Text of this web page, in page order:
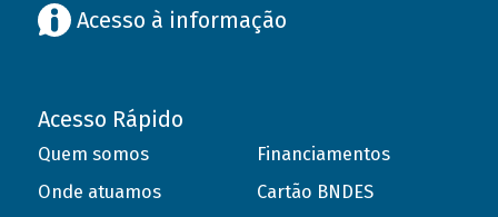
Acesso à informação
Acesso Rápido
Quem somos
Onde atuamos
Financiamentos
Cartão BNDES